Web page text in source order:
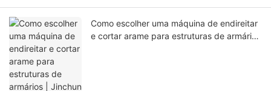
Como escolher uma máquina de endireitar
e cortar arame para estruturas de armários